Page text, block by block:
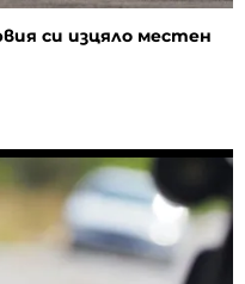
си изцяло местен